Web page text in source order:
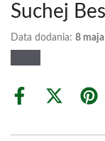
Suchej
Data dodania: 8
Share
Share
(Twitter)